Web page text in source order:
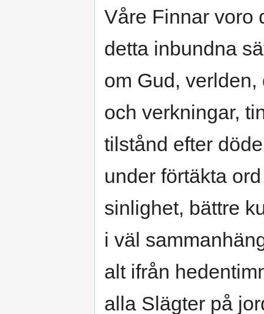
Våre Finnar voro
detta inbundna
om Gud,
och verkningar,
tilstånd efter
under förtäkta
sinlighet, bättre
i väl
alt ifrån
alla Slägter på